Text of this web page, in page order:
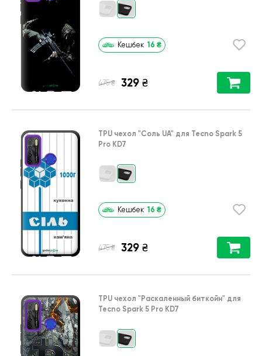
Кешбек 16 ₴
475 ₴ 329 ₴
TPU чехол "Соль UA" для Tecno Spark 5
Pro KD7
Кешбек 16 ₴
475 ₴ 329 ₴
TPU чехол "Раскаленный биткойн" для
Tecno Spark 5 Pro KD7